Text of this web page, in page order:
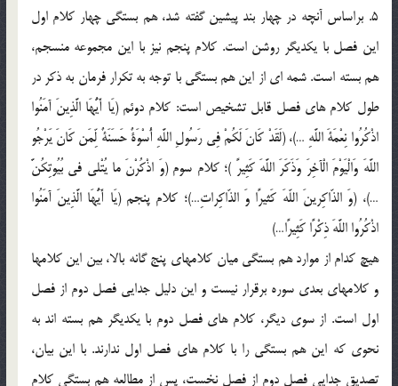
5. براساس آنچه در چهار بند پيشين گفته شد، هم بستگي چهار کلام اول
اين فصل با يکديگر روشن است. کلام پنجم نيز با اين مجموعه منسجم،
هم بسته است. شمه اي از اين هم بستگي با توجه به تکرار فرمان به ذکر در
طول کلام هاي فصل قابل تشخيص است: کلام دوئم (يَا أَيُّهَا الَّذِينَ آمَنُوا
اذْكُرُوا نِعْمَةَ اللَّهِ …)، (لَقَدْ كَانَ لَكُمْ فِي رَسُولِ اللَّهِ أُسْوَةٌ حَسَنَةٌ لِّمَن كَانَ يَرْجُو
اللَّهَ وَالْيَوْمَ الْآخِرَ وَذَكَرَ اللَّهَ كَثِيرً )؛ کلام سوم (وَ اذْكُرْنَ ما يُتْلى‏ في‏ بُيُوتِكُنَّ
…)، (وَ الذّاكِرينَ اللّهَ كَثيرًا وَ الذّاكِراتِ…)؛ کلام پنجم (يَا أَيُّهَا الَّذِينَ آمَنُوا
اذْكُرُوا اللَّهَ ذِكْرًا كَثِيرًا…)
هيچ کدام از موارد هم بستگي ميان کلامهاي پنج گانه بالا، بين اين کلامها
و کلامهاي بعدي سوره برقرار نيست و اين دليل جدايي فصل دوم از فصل
اول است. از سوي ديگر، کلام هاي فصل دوم با يکديگر هم بسته اند به
نحوي که اين هم بستگي را با کلام هاي فصل اول ندارند. با اين بيان،
تصديق جدايي فصل دوم از فصل نخست، پس از مطالعه هم بستگي کلام